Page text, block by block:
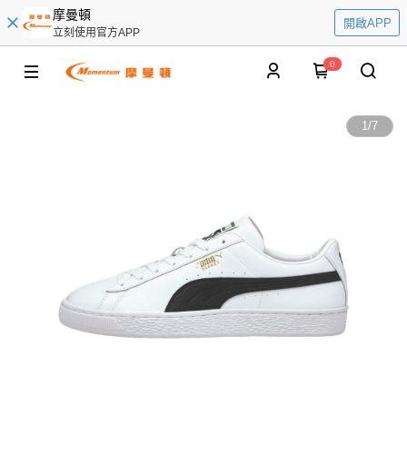
摩曼頓
立刻使用官方APP
開啟APP
0
1/7